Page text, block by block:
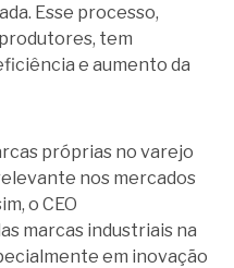
Esse processo,
tem
e aumento da
próprias no varejo
nos mercados
o CEO
marcas industriais na
em inovação